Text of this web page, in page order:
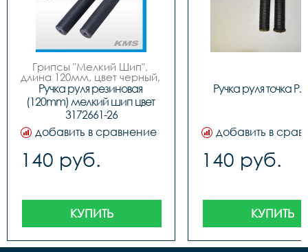
Грипсы "Мелкий Шип",
длина 120мм, цвет черный,
завод Sshine
Ручка руля резиновая
(120mm) мелкий шип цвет
3172661-26
добавить в сравнение
140 руб.
КУПИТЬ
Ручка руля точка
добавить в
140 руб.
КУПИТЬ